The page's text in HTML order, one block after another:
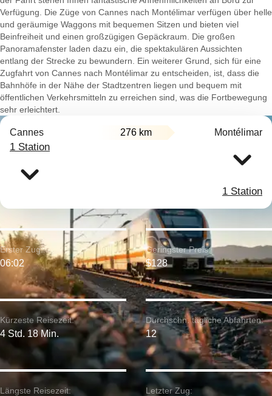
Verfügung. Die Züge von Cannes nach Montélimar verfügen über helle
und geräumige Waggons mit bequemen Sitzen und bieten viel
Beinfreiheit und einen großzügigen Gepäckraum. Die großen
Panoramafenster laden dazu ein, die spektakulären Aussichten
entlang der Strecke zu bewundern. Ein weiterer Grund, sich für eine
Zugfahrt von Cannes nach Montélimar zu entscheiden, ist, dass die
Bahnhöfe in der Nähe der Stadtzentren liegen und bequem mit
öffentlichen Verkehrsmitteln zu erreichen sind, was die Fortbewegung
sehr erleichtert.
Cannes 276 km Montélimar
1 Station
1 Station
Kürzeste Reisezeit:
4 Std. 18 Min.
Erster Zug:
06:02
Längste Reisezeit:
Geringster Preis:
$128
Durchschn. tägliche Abfahrten:
12
Letzter Zug: